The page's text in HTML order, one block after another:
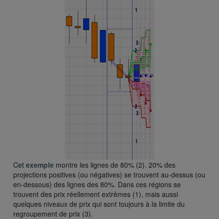
Cet exemple montre les lignes de 80% (2). 20% des
projections positives (ou négatives) se trouvent au-dessus (ou
en-dessous) des lignes des 80%. Dans ces régions se
trouvent des prix réellement extrêmes (1), mais aussi
quelques niveaux de prix qui sont toujours à la limite du
regroupement de prix (3).